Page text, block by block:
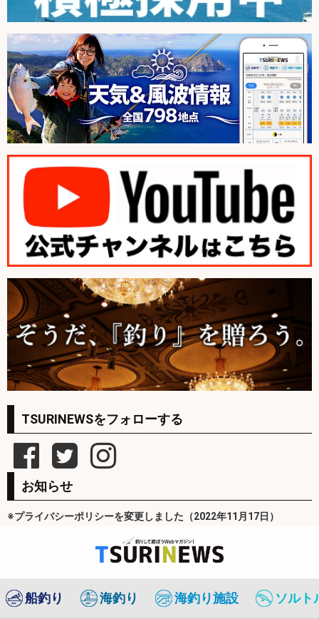
TSURINEWSをフォローする
お知らせ
※プライバシーポリシーを変更しました（2022年11月17日）
船釣り 海釣り 海釣り施設 ソルト